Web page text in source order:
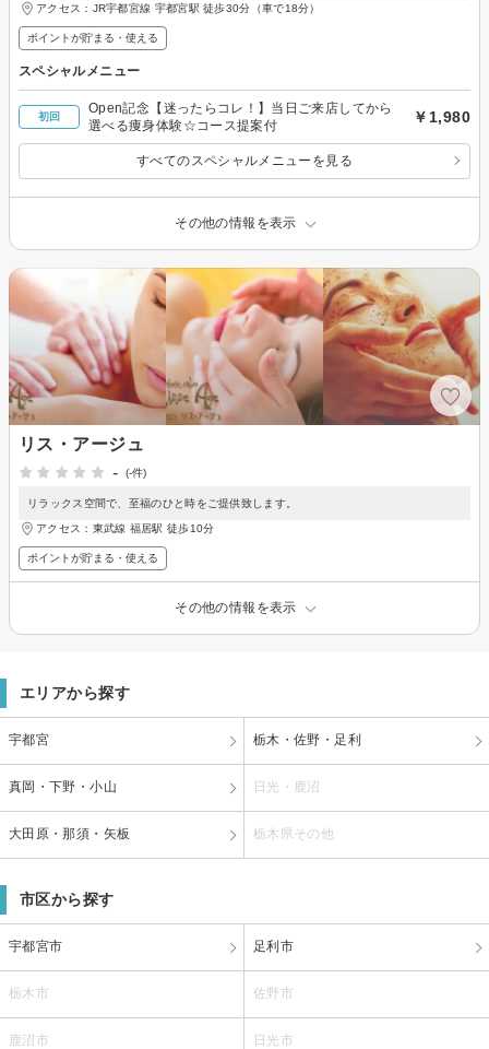
アクセス：JR宇都宮線 宇都宮駅 徒歩30分（車で18分）
ポイントが貯まる・使える
スペシャルメニュー
初回
Open記念【迷ったらコレ！】当日ご来店してから
選べる痩身体験☆コース提案付
￥1,980
すべてのスペシャルメニューを見る
その他の情報を表示
リス・アージュ
-
(-件)
リラックス空間で、至福のひと時をご提供致します。
アクセス：東武線 福居駅 徒歩10分
ポイントが貯まる・使える
その他の情報を表示
エリアから探す
宇都宮 栃木・佐野・足利
真岡・下野・小山 日光・鹿沼
大田原・那須・矢板 栃木県その他
市区から探す
宇都宮市 足利市
栃木市 佐野市
鹿沼市 日光市